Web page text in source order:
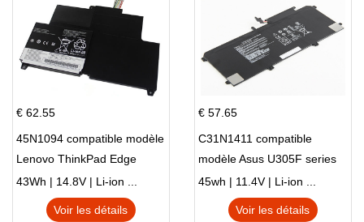
€ 62.55
45N1094 compatible modèle
Lenovo ThinkPad Edge
S230u Twist
43Wh | 14.8V | Li-ion ...
Voir les détails
€ 57.65
C31N1411 compatible
modèle Asus U305F series
45wh | 11.4V | Li-ion ...
Voir les détails